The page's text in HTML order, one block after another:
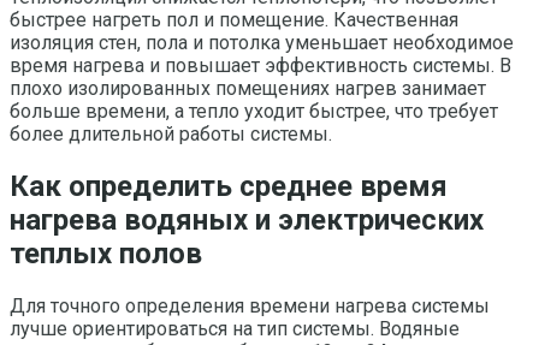
быстрее нагреть пол и помещение. Качественная
изоляция стен, пола и потолка уменьшает необходимое
время нагрева и повышает эффективность системы. В
плохо изолированных помещениях нагрев занимает
больше времени, а тепло уходит быстрее, что требует
более длительной работы системы.
Как определить среднее время
нагрева водяных и электрических
теплых полов
Для точного определения времени нагрева системы
лучше ориентироваться на тип системы. Водяные